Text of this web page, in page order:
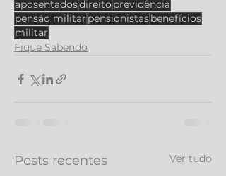
aposentadosdireito previdência
pensão militar pensionistasbenefícios
militar
Fique Sabendo
Posts recentes Ver tudo